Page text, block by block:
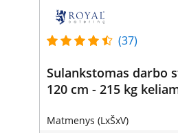
(37)
Sulankstomas darbo
120 cm - 215 kg
Matmenys (LxŠxV)